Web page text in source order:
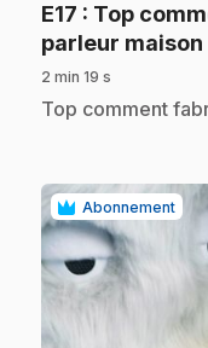
E17 : Top
parleur maison
2 min 19 s
.Top comment
Abonnement